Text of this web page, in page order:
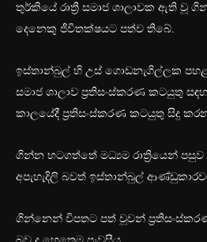
තුර්කියේ රාත්‍රී සමාජ ශාලාවක ඇති වූ
දෙනෙකු ජීවිතක්ෂයට පත්ව තිබේ.
ඉස්තාන්බුල් හි උස් ගොඩනැගිල්ලක
සමාජ ශාලාව ප්‍රතිසංස්කරණ කටයුතු
කාලයේදී ප්‍රතිසංස්කරණ කටයුතු සිදු
ගින්න හටගත්තේ මධ්‍යම රාත්‍රියෙන්
අපැහැදිලි බවත් ඉස්තාන්බුල්
ගින්නෙන් විපතට පත් වූවන්